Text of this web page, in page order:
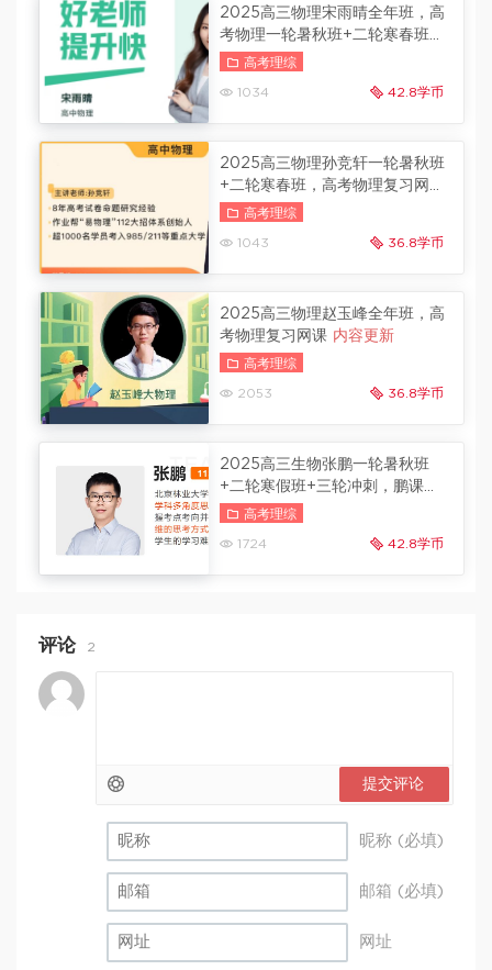
2025高三物理宋雨晴全年班，高
考物理一轮暑秋班+二轮寒春班
内容更新
高考理综
1034 42.8学币
2025高三物理孙竞轩一轮暑秋班
+二轮寒春班，高考物理复习网课
百度云 内容更新
高考理综
1043 36.8学币
2025高三物理赵玉峰全年班，高
考物理复习网课 内容更新
高考理综
2053 36.8学币
2025高三生物张鹏一轮暑秋班
+二轮寒假班+三轮冲刺，鹏课生
物网课视频 冲刺班更新
高考理综
1724 42.8学币
评论 2
提交评论
昵称 (必填)
邮箱 (必填)
网址